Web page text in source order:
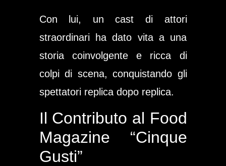
Con lui, un cast di attori
straordinari ha dato vita a una
storia coinvolgente e ricca di
colpi di scena, conquistando gli
spettatori replica dopo replica.
Il Contributo al Food
Magazine “Cinque
Gusti”